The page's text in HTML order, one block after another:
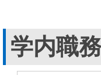
学内職